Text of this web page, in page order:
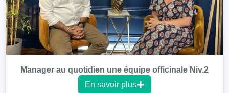
Manager au quotidien une équipe officinale Niv.2
En savoir plus